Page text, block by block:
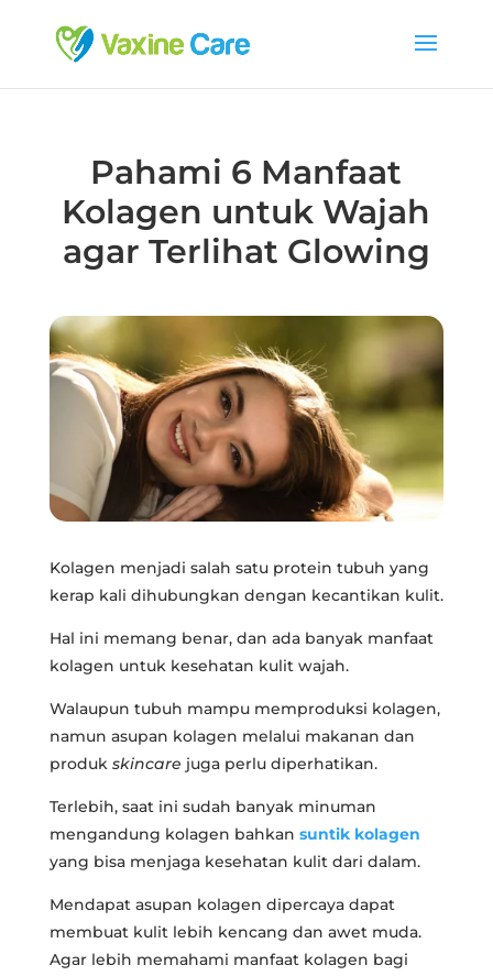
Pahami 6 Manfaat
Kolagen untuk Wajah
agar Terlihat Glowing
Kolagen menjadi salah satu protein tubuh yang
kerap kali dihubungkan dengan kecantikan kulit.
Hal ini memang benar, dan ada banyak manfaat
kolagen untuk kesehatan kulit wajah.
Walaupun tubuh mampu memproduksi kolagen,
namun asupan kolagen melalui makanan dan
produk skincare juga perlu diperhatikan.
Terlebih, saat ini sudah banyak minuman
mengandung kolagen bahkan suntik kolagen
yang bisa menjaga kesehatan kulit dari dalam.
Mendapat asupan kolagen dipercaya dapat
membuat kulit lebih kencang dan awet muda.
Agar lebih memahami manfaat kolagen bagi